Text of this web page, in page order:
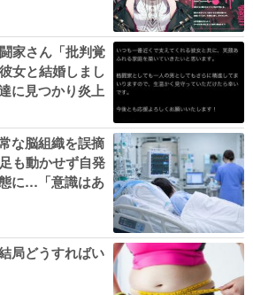
家さん「批判覚
女と結婚しまし
に見つかり炎上
な脳組織を誤摘
も動かせず自発
に…「意識はあ
局どうすればい